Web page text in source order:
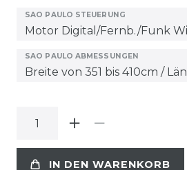
SAO PAULO STEUERUNG
SAO PAULO ABMESSUNGEN
IN DEN WARENKORB